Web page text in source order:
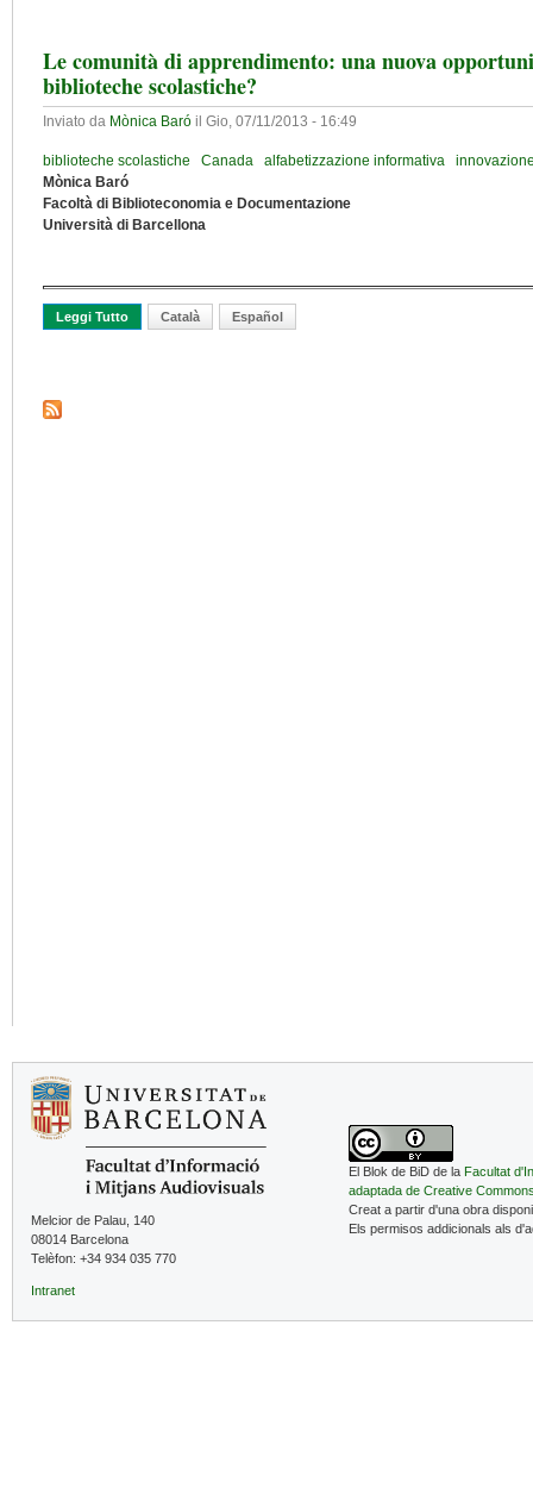
Le comunità di apprendimento: una nuova
biblioteche scolastiche?
Inviato da Mònica Baró il Gio, 07/11/2013 - 16:49
biblioteche scolastiche Canada alfabetizzazione informativa
Mònica Baró
Facoltà di Biblioteconomia e Documentazione
Università di Barcellona
Leggi Tutto Su Le Comunità Di Apprendimento: Una Nuova Opportunità
Català Español
Melcior de Palau, 140
08014 Barcelona
Telèfon: +34 934 035 770
Intranet
El Blok de BiD de la Facultat
adaptada de Creative
Creat a partir d'una obra
Els permisos addicionals als